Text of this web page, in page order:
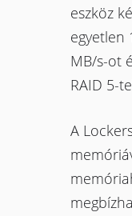
eszköz
egyetlen
MB/s-ot
RAID 5-
A